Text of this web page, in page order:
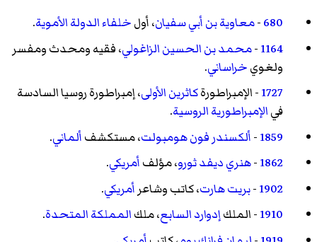
680
-معاوية بن أبي سفيان، أولخلفاء الدولة الأموية.
1164
-محمد بن الحسين الزاغولي، فقيه ومحدث ومفسر
ولغويخراساني.
1727- الإمبراطورةكاثرين الأولى، إمبراطورة روسيا السادسة
فيالإمبراطورية الروسية.
1859
-ألكسندر فون هومبولت، مستكشفألماني.
1862
-هنري ديفد ثورو، مؤلفأمريكي.
1902
-بريت هارت، كاتب وشاعر أمريكي.
1910- الملكإدوارد السابع، ملكالمملكة المتحدة.